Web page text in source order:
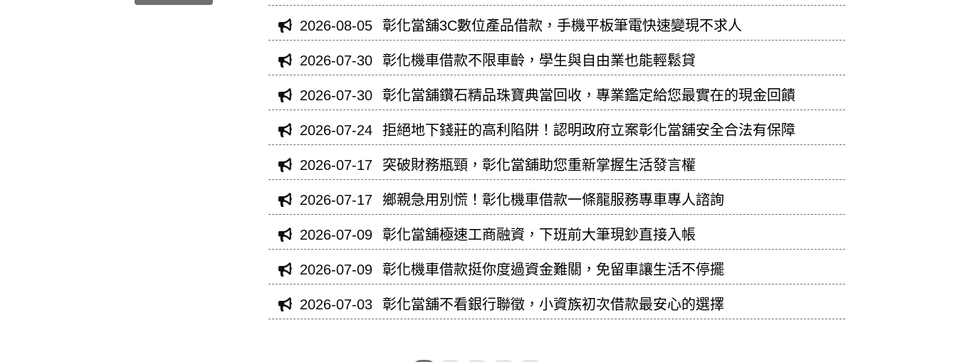
2026-08-05 彰化當舖3C數位產品借款，手機平板筆電快速變現不求人
2026-07-30 彰化機車借款不限車齡，學生與自由業也能輕鬆貸
2026-07-30 彰化當舖鑽石精品珠寶典當回收，專業鑑定給您最實在的現金回饋
2026-07-24 拒絕地下錢莊的高利陷阱！認明政府立案彰化當舖安全合法有保障
2026-07-17 突破財務瓶頸，彰化當舖助您重新掌握生活發言權
2026-07-17 鄉親急用別慌！彰化機車借款一條龍服務專車專人諮詢
2026-07-09 彰化當舖極速工商融資，下班前大筆現鈔直接入帳
2026-07-09 彰化機車借款挺你度過資金難關，免留車讓生活不停擺
2026-07-03 彰化當舖不看銀行聯徵，小資族初次借款最安心的選擇